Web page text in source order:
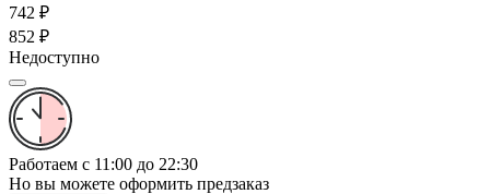
742 ₽
852 ₽
Недоступно
Работаем с 11:00 до 22:30
Но вы можете оформить предзаказ